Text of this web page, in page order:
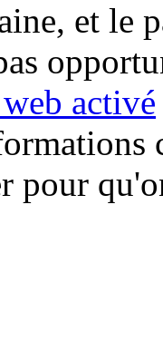
et le
activé
pour